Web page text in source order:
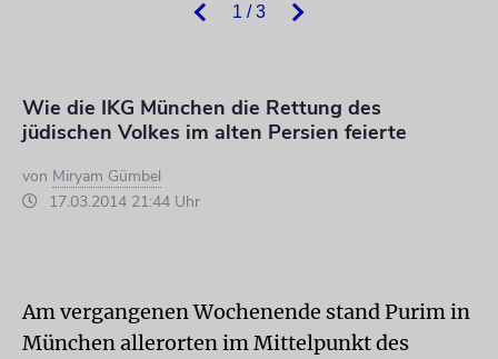
1 / 3
Wie die IKG München die Rettung des
jüdischen Volkes im alten Persien feierte
von Miryam Gümbel
17.03.2014 21:44 Uhr
Am vergangenen Wochenende stand Purim in
München allerorten im Mittelpunkt des